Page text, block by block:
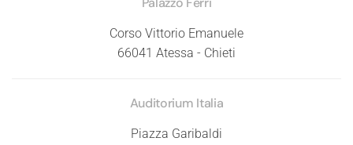
Corso Vittorio Emanuele
66041 Atessa - Chieti
Auditorium Italia
Piazza Garibaldi